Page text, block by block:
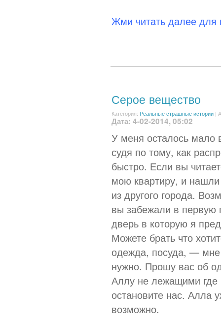
Жми читать далее для
Серое вещество
Категория: Реальные страшные истории |
Дата: 4-02-2014, 05:02
У меня осталось мало
судя по тому, как
быстро. Если вы
мою квартиру, и
из другого города.
вы забежали в
дверь в которую я
Можете брать что
одежда, посуда, —
нужно. Прошу вас об
Аллу не лежащими где
остановите нас. Алла
возможно.